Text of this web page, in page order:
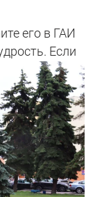
его в ГАИ
Если